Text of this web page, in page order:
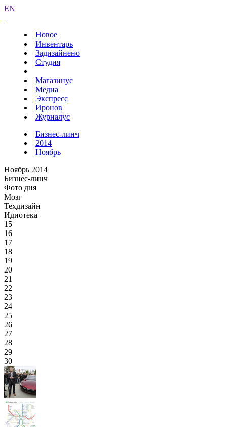
EN
Новое
Инвентарь
Задизайнено
Студия
Магазинус
Медиа
Экспресс
Иронов
Журналус
Бизнес-линч
2014
Ноябрь
Ноябрь 2014
Бизнес-линч
Фото дня
Мозг
Техдизайн
Идиотека
15
16
17
18
19
20
21
22
23
24
25
26
27
28
29
30